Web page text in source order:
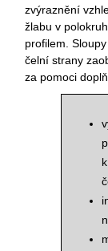
zvýraznění
žlabu v
profilem.
čelní strany
za pomoci